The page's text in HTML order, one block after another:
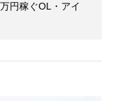
円稼ぐOL・アイ